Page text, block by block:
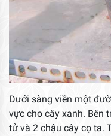
Dưới sàng viền một
vực cho cây xanh. Bên
tử và 2 chậu cây cọ ta.